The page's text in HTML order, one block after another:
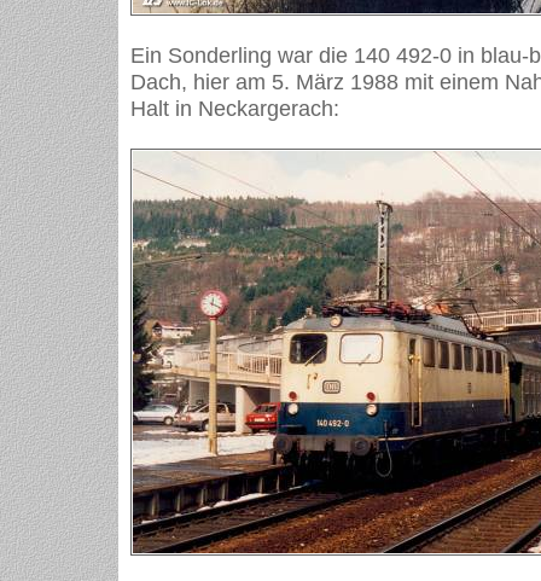
Ein Sonderling war die 140 492-0 in blau-
Dach, hier am 5. März 1988 mit einem
Halt in Neckargerach: